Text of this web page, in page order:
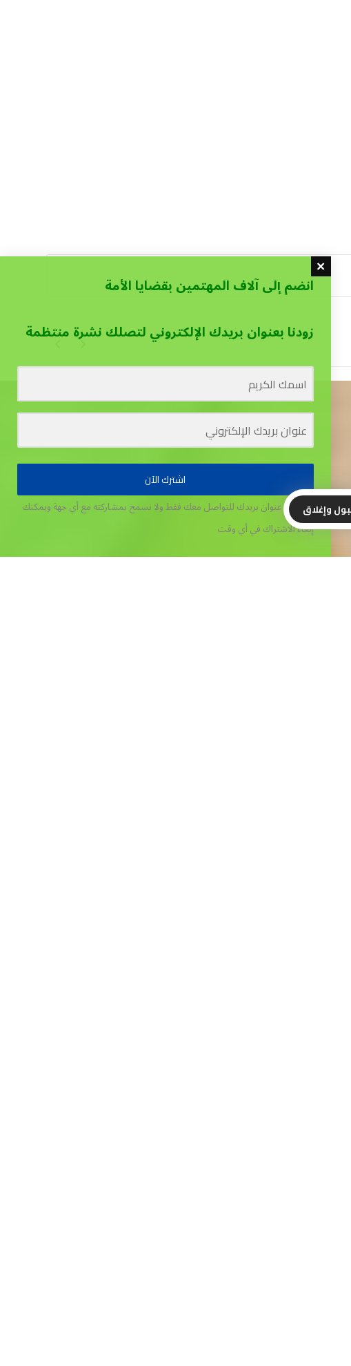
وإغلاق
انضم إلى آلاف المهتمين بقضايا الأمة
زودنا بعنوان بريدك الإلكتروني لتصلك نشرة منتظمة
اشترك الآن
نستخدم عنوان بريدك للتواصل معك فقط ولا نسمح بمشاركته مع أي جهةويمكنك
إلغاء الاشتراك في أي وقت